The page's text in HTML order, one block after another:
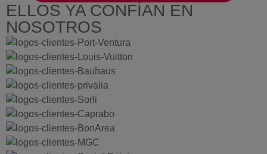
ELLOS YA CONFÍAN EN
NOSOTROS